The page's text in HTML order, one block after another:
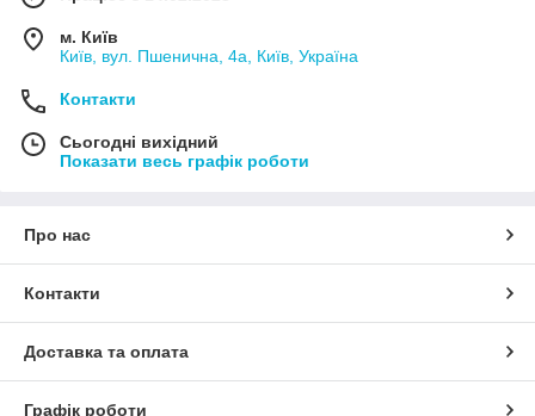
м. Київ
Київ, вул. Пшенична, 4а, Київ, Україна
Контакти
Сьогодні вихідний
Показати весь графік роботи
Про нас
Контакти
Доставка та оплата
Графік роботи